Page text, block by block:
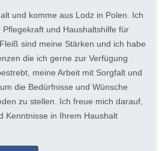
und komme aus Lodz in Polen. Ich
und Haushaltshilfe für
sind meine Stärken und ich habe
die ich gerne zur Verfügung
meine Arbeit mit Sorgfalt und
die Bedürfnisse und Wünsche
zu stellen. Ich freue mich darauf,
Kenntnisse in Ihrem Haushalt